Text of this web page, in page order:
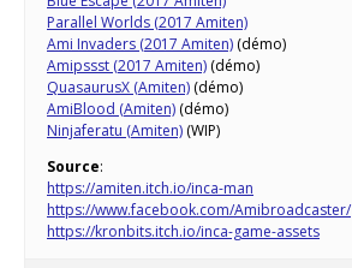
Parallel Worlds (2017 Amiten)
Ami Invaders (2017 Amiten) (démo)
Amipssst (2017 Amiten) (démo)
QuasaurusX (Amiten) (démo)
AmiBlood (Amiten) (démo)
Ninjaferatu (Amiten) (WIP)
Source:
https://amiten.itch.io/inca-man
https://www.facebook.com/Amibroadcaster/
https://kronbits.itch.io/inca-game-assets